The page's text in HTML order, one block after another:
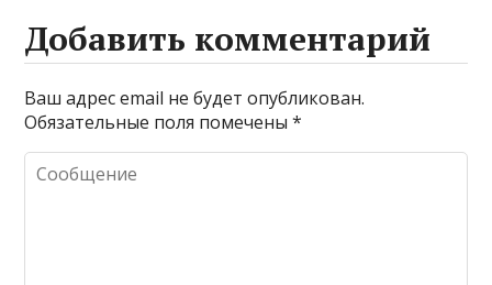
Добавить комментарий
Ваш адрес email не будет опубликован.
Обязательные поля помечены*